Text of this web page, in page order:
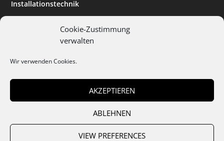
Cookie-Zustimmung
verwalten
Wir verwenden Cookies.
AKZEPTIEREN
ABLEHNEN
VIEW PREFERENCES
Installationstechnik
Planen & Bauen
Installateur des Monats